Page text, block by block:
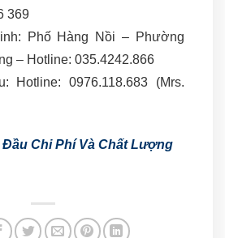
369
Phố Hàng Nồi – Phường
– Hotline: 035.4242.866
Hotline: 0976.118.683 (Mrs.
Đầu Chi Phí Và Chất Lượng